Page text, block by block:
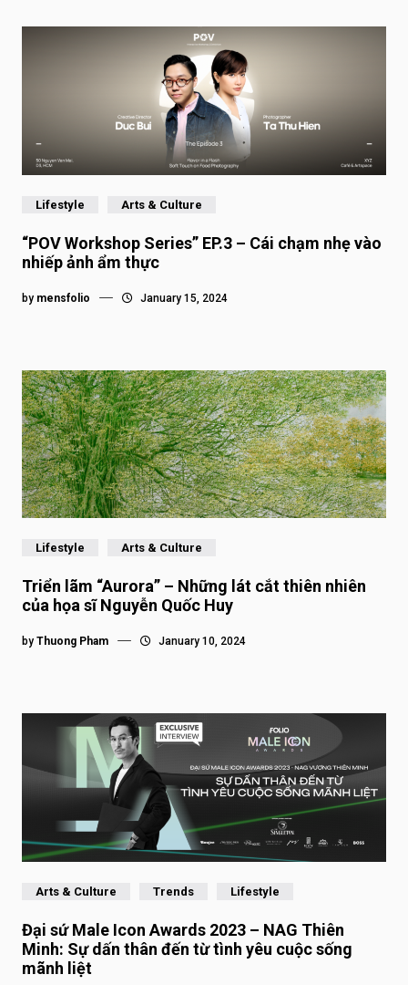
Lifestyle Arts & Culture
“POV Workshop Series” EP.3 – Cái chạm nhẹ vào
nhiếp ảnh ẩm thực
by mensfolio January 15, 2024
Lifestyle Arts & Culture
Triển lãm “Aurora” – Những lát cắt thiên nhiên
của họa sĩ Nguyễn Quốc Huy
by Thuong Pham January 10, 2024
Arts & Culture Trends Lifestyle
Đại sứ Male Icon Awards 2023 – NAG Thiên
Minh: Sự dấn thân đến từ tình yêu cuộc sống
mãnh liệt